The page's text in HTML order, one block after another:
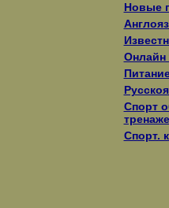
Новые
Онлайн
Спорт
Спорт.